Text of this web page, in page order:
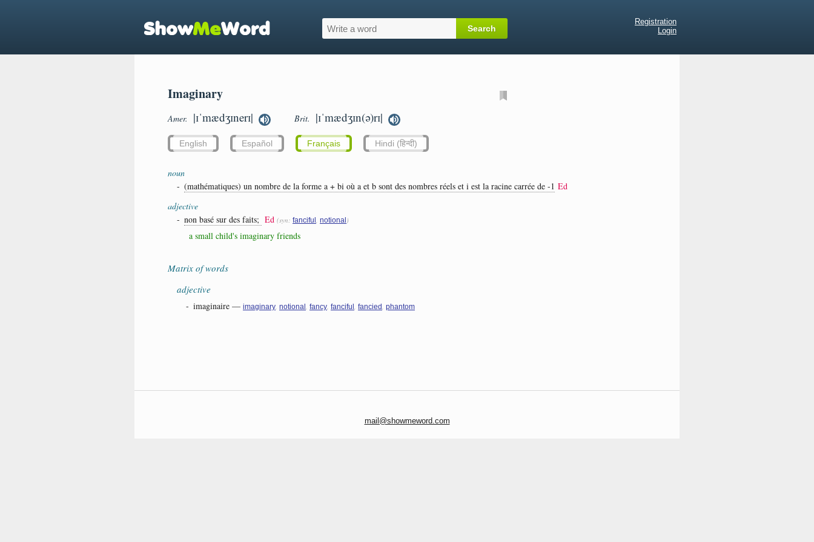
Registration
Login
Imaginary
Amer. |ɪˈmædʒɪnerɪ| Brit. |ɪˈmædʒɪn(ə)rɪ|
English Español Français Hindi (हिन्दी)
noun
- (mathématiques) un nombre de la forme a + bi où a et b sont des nombres réels et i est la racine carrée de -1 Ed
adjective
- non basé sur des faits; Ed (syn: fanciful , notional )
a small child's imaginary friends
Matrix of words
adjective
- imaginaire — imaginary, notional , fancy, fanciful , fancied, phantom
mail@showmeword.com